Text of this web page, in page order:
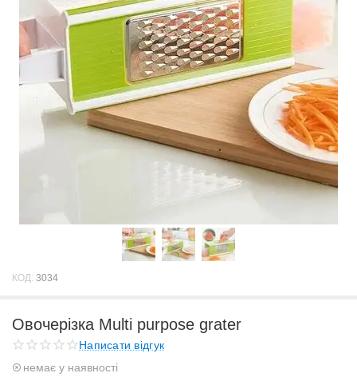
КОД: 3034
Овочерізка Multi purpose grater
Написати відгук
немає у наявності